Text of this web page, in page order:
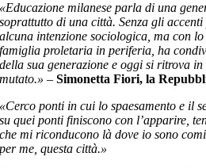
«Educazione milanese parla di una
soprattutto di una città. Senza gli
alcuna intenzione sociologica, ma con
famiglia proletaria in periferia, ha
della sua generazione e oggi si ritrova
mutato.» –Simonetta Fiori, la
«Cerco ponti in cui lo spaesamento e il
su quei ponti finiscono con l’apparire,
che mi riconducono là dove io sono
per me, questa città.»